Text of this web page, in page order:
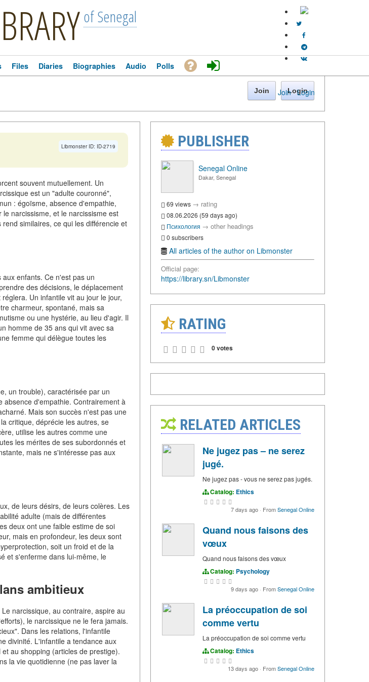
of Senegal
Join · Login
Files Diaries Biographies Audio Polls
Join Login
Libmonster ID: ID-2719
souvent mutuellement. Un
est un "adulte couronné",
: égoïsme, absence d'empathie,
narcissisme, et le narcissisme est
similaires, ce qui les différencie et
enfants. Ce n'est pas un
des décisions, le déplacement
Un infantile vit au jour le jour,
charmeur, spontané, mais sa
ou une hystérie, au lieu d'agir. Il
homme de 35 ans qui vit avec sa
femme qui délègue toutes les
un trouble), caractérisée par un
absence d'empathie. Contrairement à
Mais son succès n'est pas une
critique, déprécie les autres, se
utilise les autres comme une
les mérites de ses subordonnés et
mais ne s'intéresse pas aux
de leurs désirs, de leurs colères. Les
adulte (mais de différentes
deux ont une faible estime de soi
mais en profondeur, les deux sont
soit un froid et de la
et s'enferme dans lui-même, le
ambitieux
narcissique, au contraire, aspire au
le narcissique ne le fera jamais.
Dans les relations, l'infantile
divinité. L'infantile a tendance aux
au shopping (articles de prestige).
la vie quotidienne (ne pas laver la
PUBLISHER
Senegal Online
Dakar, Senegal
69 views → rating
08.06.2026 (59 days ago)
Психология → other headings
0 subscribers
All articles of the author on Libmonster
Official page:
https://library.sn/Libmonster
RATING
0 votes
RELATED ARTICLES
Ne jugez pas – ne serez
jugé.
Ne jugez pas - vous ne serez pas jugés.
Catalog: Ethics
7 days ago · FromSenegal Online
Quand nous faisons des
vœux
Quand nous faisons des vœux
Catalog: Psychology
9 days ago · FromSenegal Online
La préoccupation de soi
comme vertu
La préoccupation de soi comme vertu
Catalog: Ethics
13 days ago · FromSenegal Online